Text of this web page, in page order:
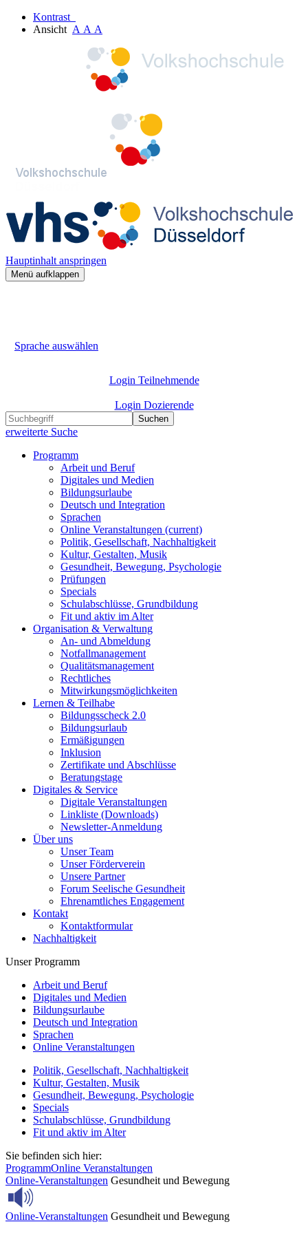
Kontrast
Ansicht A A A
Hauptinhalt anspringen
Menü aufklappen
Sprache auswählen
Login Teilnehmende
Login Dozierende
Suchen
erweiterte Suche
Programm
Arbeit und Beruf
Digitales und Medien
Bildungsurlaube
Deutsch und Integration
Sprachen
Online Veranstaltungen (current)
Politik, Gesellschaft, Nachhaltigkeit
Kultur, Gestalten, Musik
Gesundheit, Bewegung, Psychologie
Prüfungen
Specials
Schulabschlüsse, Grundbildung
Fit und aktiv im Alter
Organisation & Verwaltung
An- und Abmeldung
Notfallmanagement
Qualitätsmanagement
Rechtliches
Mitwirkungsmöglichkeiten
Lernen & Teilhabe
Bildungsscheck 2.0
Bildungsurlaub
Ermäßigungen
Inklusion
Zertifikate und Abschlüsse
Beratungstage
Digitales & Service
Digitale Veranstaltungen
Linkliste (Downloads)
Newsletter-Anmeldung
Über uns
Unser Team
Unser Förderverein
Unsere Partner
Forum Seelische Gesundheit
Ehrenamtliches Engagement
Kontakt
Kontaktformular
Nachhaltigkeit
Unser Programm
Arbeit und Beruf
Digitales und Medien
Bildungsurlaube
Deutsch und Integration
Sprachen
Online Veranstaltungen
Politik, Gesellschaft, Nachhaltigkeit
Kultur, Gestalten, Musik
Gesundheit, Bewegung, Psychologie
Specials
Schulabschlüsse, Grundbildung
Fit und aktiv im Alter
Sie befinden sich hier:
ProgrammOnline Veranstaltungen
Online-Veranstaltungen Gesundheit und Bewegung
Online-Veranstaltungen Gesundheit und Bewegung